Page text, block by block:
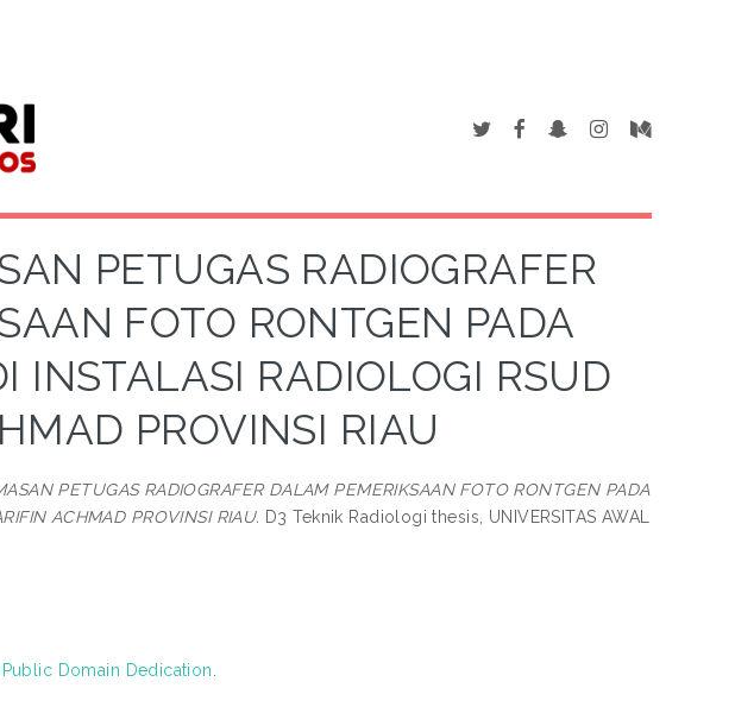
PETUGAS RADIOGRAFER
FOTO RONTGEN PADA
INSTALASI RADIOLOGI RSUD
PROVINSI RIAU
PETUGAS RADIOGRAFER DALAM PEMERIKSAAN FOTO RONTGEN PADA
ACHMAD PROVINSI RIAU. D3 Teknik Radiologi thesis, UNIVERSITAS AWAL
Domain Dedication.